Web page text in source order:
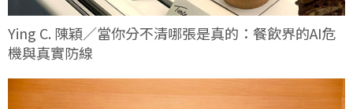
Ying C. 陳穎／當你分不清哪張是真的：餐飲界的AI危
機與真實防線